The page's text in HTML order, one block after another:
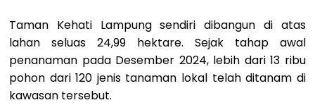
Taman Kehati Lampung sendiri dibangun di atas
lahan seluas 24,99 hektare. Sejak tahap awal
penanaman pada Desember 2024, lebih dari 13 ribu
pohon dari 120 jenis tanaman lokal telah ditanam di
kawasan tersebut.